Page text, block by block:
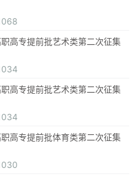
高专提前批艺术类第二次征集
高专提前批艺术类第二次征集
高专提前批体育类第二次征集